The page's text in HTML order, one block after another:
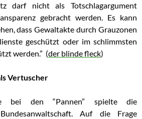
darf nicht als Totschlagargument
gebracht werden. Es kann
dass Gewaltakte durch Grauzonen
geschützt oder im schlimmsten
werden.” (der blinde fleck)
Vertuscher
bei den “Pannen” spielte die
Bundesanwaltschaft. Auf die Frage